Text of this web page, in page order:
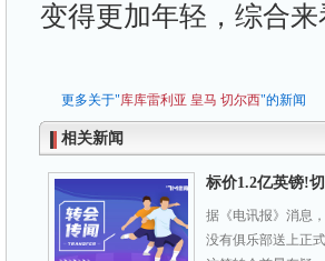
变得更加年轻，综合
更多关于"库库雷利亚 皇马 切尔西"的新闻
相关新闻
标价1.2亿英镑!
据《电讯报》消息
没有俱乐部送上正